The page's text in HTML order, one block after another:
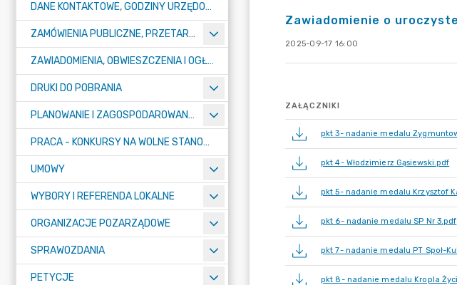
DANE KONTAKTOWE, GODZINY URZĘDOWANIA I NUMER KONTA BANKOWEGO
ZAMÓWIENIA PUBLICZNE, PRZETARGI, KONKURSY
ZAWIADOMIENIA, OBWIESZCZENIA I OGŁOSZENIA
DRUKI DO POBRANIA
PLANOWANIE I ZAGOSPODAROWANIE PRZESTRZENNE
PRACA - KONKURSY NA WOLNE STANOWISKA
UMOWY
WYBORY I REFERENDA LOKALNE
ORGANIZACJE POZARZĄDOWE
SPRAWOZDANIA
PETYCJE
Zawiadomienie o
2025-09-17 16:00
ZAŁĄCZNIKI
pkt 3- nadanie medalu
pkt 4- Włodzimierz Gąsiewski.pdf
pkt 5- nadanie medalu Krzysztof
pkt 6- nadanie medalu SP Nr 3.pdf
pkt 7- nadanie medalu PT Społ-
pkt 8- nadanie medalu Kropla